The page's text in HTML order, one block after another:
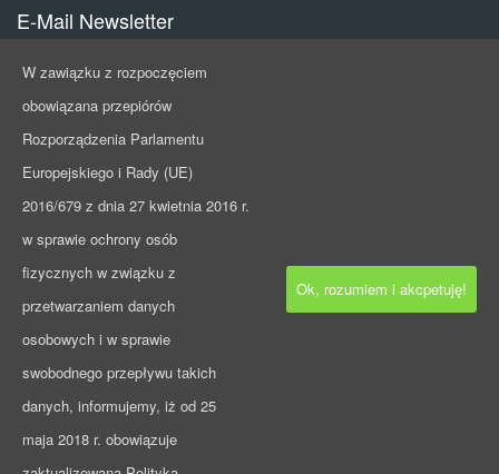
E-Mail Newsletter
W zawiązku z rozpoczęciem
obowiązana przepiórów
Rozporządzenia Parlamentu
Europejskiego i Rady (UE)
2016/679 z dnia 27 kwietnia 2016 r.
w sprawie ochrony osób
fizycznych w związku z
przetwarzaniem danych
osobowych i w sprawie
swobodnego przepływu takich
danych, informujemy, iż od 25
maja 2018 r. obowiązuje
Ok, rozumiem i akcpetuję!